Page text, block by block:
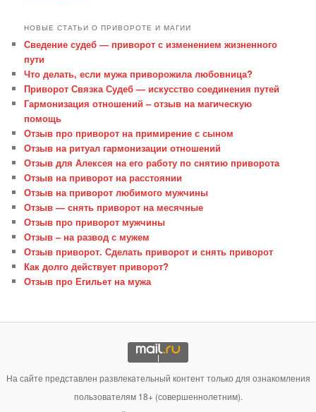
НОВЫЕ СТАТЬИ О ПРИВОРОТЕ И МАГИИ
Сведение судеб — приворот с изменением жизненного
пути
Что делать, если мужа приворожила любовница?
Приворот Связка Судеб — искусство соединения путей
Гармонизация отношений – отзыв на магическую
помощь
Отзыв про приворот на примирение с сыном
Отзыв на ритуал гармонизации отношений
Отзыв для Алексея на его работу по снятию приворота
Отзыв на приворот на расстоянии
Отзыв на приворот любимого мужчины
Отзыв — снять приворот на месячные
Отзыв про приворот мужчины
Отзыв – на развод с мужем
Отзыв приворот. Сделать приворот и снять приворот
Как долго действует приворот?
Отзыв про Егильет на мужа
На сайте представлен развлекательный контент только для ознакомления
пользователям 18+ (совершеннолетним).